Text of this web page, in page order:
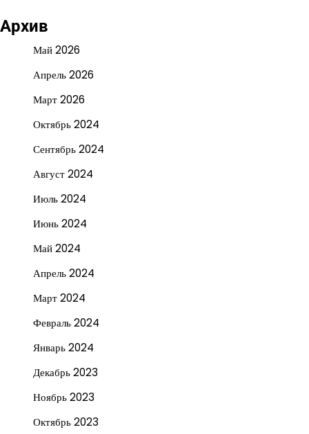
Архив
Май 2026
Апрель 2026
Март 2026
Октябрь 2024
Сентябрь 2024
Август 2024
Июль 2024
Июнь 2024
Май 2024
Апрель 2024
Март 2024
Февраль 2024
Январь 2024
Декабрь 2023
Ноябрь 2023
Октябрь 2023